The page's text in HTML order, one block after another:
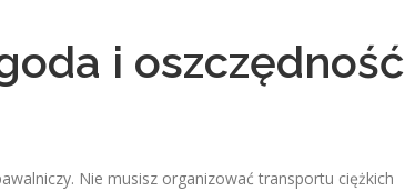
i oszczędność
Nie musisz organizować transportu ciężkich